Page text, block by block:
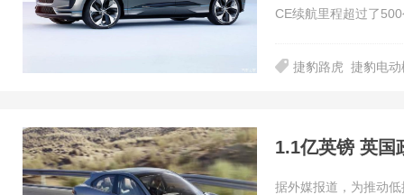
CE续航里程超过了
捷豹路虎 捷豹电
1.1亿英镑 英国
据外媒报道，为推动